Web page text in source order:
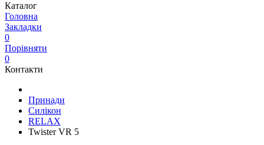
Каталог
Головна
Закладки
0
Порівняти
0
Контакти
Принади
Силікон
RELAX
Twister VR 5